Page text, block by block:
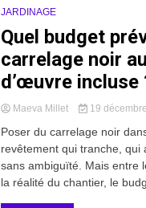
20 Minutes
JARDINAGE
Quel budget
carrelage noir
d’œuvre incluse
Maeva Millet 19
Poser du carrelage noir
revêtement qui tranche,
sans ambiguïté. Mais entre
la réalité du chantier, le